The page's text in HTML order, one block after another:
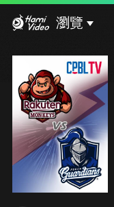
瀏覽